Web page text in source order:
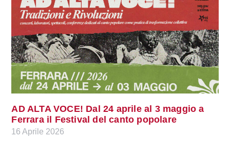
AD ALTA VOCE! Dal 24 aprile al 3 maggio a
Ferrara il Festival del canto popolare
16 Aprile 2026